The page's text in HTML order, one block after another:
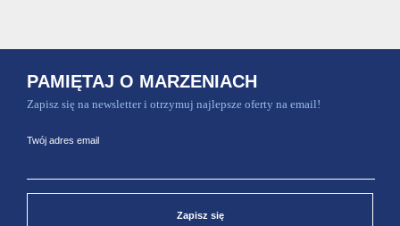
PAMIĘTAJ O MARZENIACH
Zapisz się na newsletter i otrzymuj najlepsze oferty na email!
Twój adres email
Zapisz się